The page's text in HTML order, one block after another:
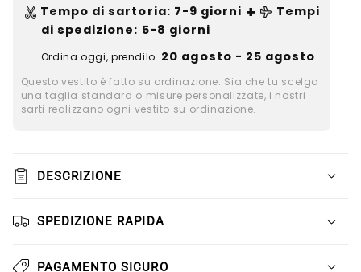
punta
slingback
con
strass
punta
e
slingback
strass
Tempo di sartoria: 7-9 giorni +
Tempi
di spedizione: 5-8 giorni
Ordina oggi, prendilo 20 agosto - 25 agosto
Questo vestito è fatto su ordinazione. Sia che tu scelga
una taglia standard o misure personalizzate, i nostri
sarti realizzano ogni vestito su ordinazione.
DESCRIZIONE
SPEDIZIONE RAPIDA
PAGAMENTO SICURO